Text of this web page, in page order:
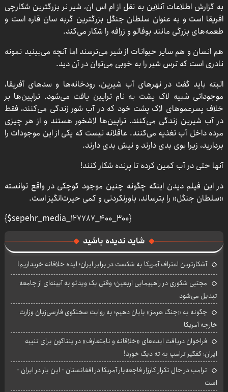
به گزارش اطلاعات آنلاین به نقل از ام اس ان، شیر نر بزرگترین شکارچی
افریقا است و به عنوان سلطان جنگل بزرگترین گربه سان قاره است و
طعمه‌های بزرگی مانند بوفالو و زرافه را شکار می‌کند.
هم انسان و هم سایر حیوانات از شیر می‌ترسند اما آنچه می‌بینید نمونه
نادری است که ترس شیر را به خوبی می‌توان در آن دید.
البته باید گفت در نهرهای آب شیرین، رودخانه‌ها و سدهای آفریقا،
موجوداتی شبیه لاک پشت به نام تراپین یافت می‌شود. تراپین‌ها بر
خلاف پسرعموهای لاک پشت خود که در آب شور زندگی می‌کنند، فقط
در آب شیرین زندگی می‌کنند. تراپین‌ها لاشخور هستند و از هر چیزی
مرده داخل آب تغذیه می‌کنند. عاقلانه نیست که یکی از این موجودات را
بردارید، زیرا بوی بدی دارند و نیش بدی دارند.
آنها حتی در آب کمین کرده تا پرنده شکار کنند!
در این فیلم دیدن اینکه چگونه چنین موجود کوچکی در واقع توانسته
«سلطان جنگل» را بترساند، باورنکردنی و کمی حیرت‌انگیز است.
{$sepehr_media_127787_400_300}
شاید ندیده باشید
آشکارترین اعتراف آمریکا به شکست در برابر ایران؛ ایده خلاقانه خریداریم!
مجتبی شکوری در راهپیمایی اربعین؛ وقتی یک ویدئو به آیینه‌ای از جامعه
تبدیل می‌شود
چگونه به «جنگ هرمز» پایان دهیم؛ به روایت سخنگوی فارسی‌زبان وزارت
خارجه آمریکا
فراخوان دریافت ایده‌های «خلاقانه و نامتعارف» در پنتاگون برای تنبیه
ایران؛ کفگیر ترامپ به ته دیگ خورد!
ترامپ در حال تکرار کارزار فاجعه‌بار آمریکا در افغانستان - این بار در ایران -
است